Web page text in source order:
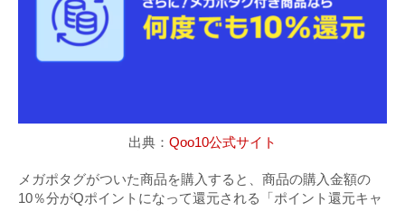
出典： Qoo10公式サイト
メガポタグがついた商品を購入すると、商品の購入金額の
10％分がQポイントになって還元される「ポイント還元キャ